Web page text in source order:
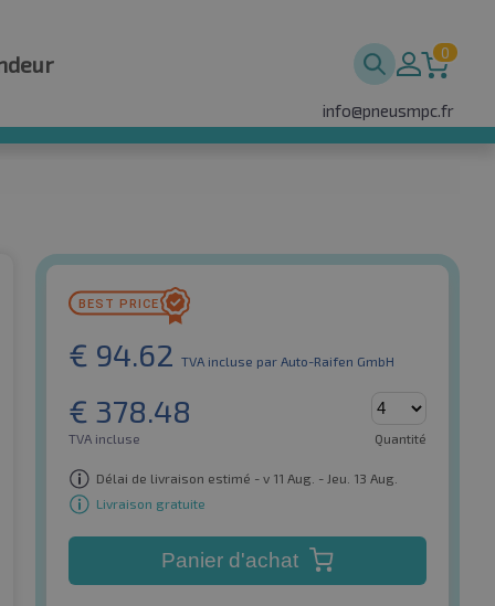
0
info@pneusmpc.fr
€ 94.62 TVA incluse par Auto-Raifen GmbH
€ 378.48
TVA incluse Quantité
Délai de livraison estimé - v 11 Aug. - Jeu. 13 Aug.
Livraison gratuite
Panier d'achat